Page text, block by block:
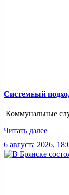
Системный
Коммунальные
Читать далее
6 августа 2026,